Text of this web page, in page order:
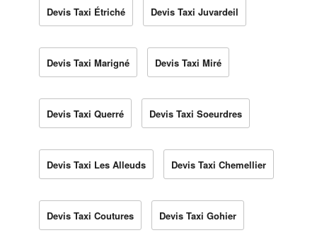
Devis Taxi Étriché Devis Taxi Juvardeil
Devis Taxi Marigné Devis Taxi Miré
Devis Taxi Querré Devis Taxi Soeurdres
Devis Taxi Les Alleuds Devis Taxi Chemellier
Devis Taxi Coutures Devis Taxi Gohier